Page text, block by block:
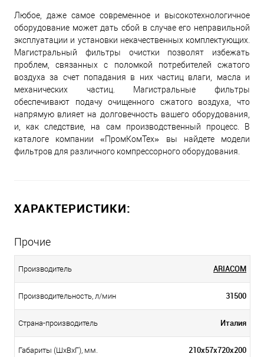
Любое, даже самое современное и высокотехнологичное
оборудование может дать сбой в случае его неправильной
эксплуатации и установки некачественных комплектующих.
Магистральный фильтры очистки позволят избежать
проблем, связанных с поломкой потребителей сжатого
воздуха за счет попадания в них частиц влаги, масла и
механических частиц. Магистральные фильтры
обеспечивают подачу очищенного сжатого воздуха, что
напрямую влияет на долговечность вашего оборудования,
и, как следствие, на сам производственный процесс. В
каталоге компании «ПромКомТех» вы найдете модели
фильтров для различного компрессорного оборудования.
ХАРАКТЕРИСТИКИ:
Прочие
Производитель ARIACOM
Производительность, л/мин 31500
Страна-производитель Италия
Габариты (ШхВхГ), мм. 210х57х720х200